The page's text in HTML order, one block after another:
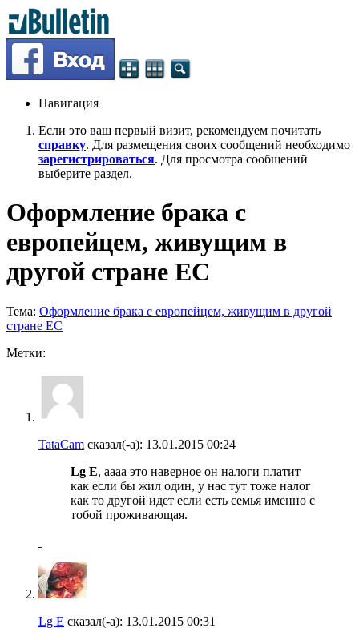
Навигация
Если это ваш первый визит, рекомендуем почитать
справку. Для размещения своих сообщений необходимо
зарегистрироваться. Для просмотра сообщений
выберите раздел.
Оформление брака с
европейцем, живущим в
другой стране ЕС
Тема: Оформление брака с европейцем, живущим в другой
стране ЕС
Метки:
TataCam сказал(-а): 13.01.2015 00:24
Lg E, аааа это наверное он налоги платит
как если бы жил один, у нас тут тоже налог
как то другой идет если есть семья именно с
тобой проживающая.
Lg E сказал(-а): 13.01.2015 00:31